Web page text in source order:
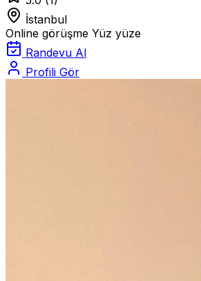
İstanbul
Online görüşme Yüz yüze
Randevu Al
Profili Gör